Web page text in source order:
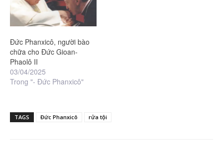
Đức Phanxicô, người bào
chữa cho Đức Gioan-
Phaolô II
03/04/2025
Trong "- Đức Phanxicô"
TAGS Đức Phanxicô rửa tội